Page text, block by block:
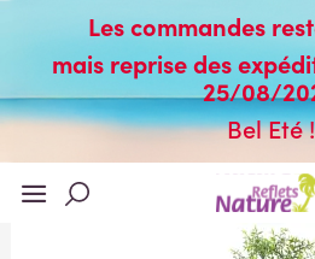
Les commandes
mais reprise des
25/08/
Bel Eté !